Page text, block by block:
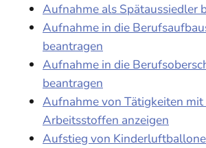
Aufnahme als Spätaussiedler
Aufnahme in die
beantragen
Aufnahme in die
beantragen
Aufnahme von Tätigkeiten
Arbeitsstoffen anzeigen
Aufstieg von